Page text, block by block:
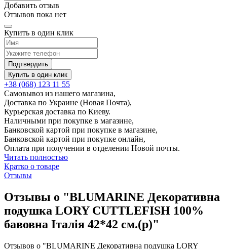
Добавить отзыв
Отзывов пока нет
Купить в один клик
Подтвердить
Купить в один клик
+38 (068) 123 11 55
Самовывоз из нашего магазина,
Доставка по Украине (Новая Почта),
Курьерская доставка по Киеву.
Наличными при покупке в магазине,
Банковской картой при покупке в магазине,
Банковской картой при покупке онлайн,
Оплата при получении в отделении Новой почты.
Читать полностью
Кратко о товаре
Отзывы
Отзывы о "BLUMARINE Декоративна
подушка LORY CUTTLEFISH 100%
бавовна Італія 42*42 см.(р)"
Отзывов о "BLUMARINE Декоративна подушка LORY